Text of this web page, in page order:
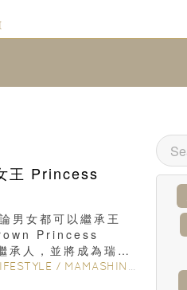
男女都可以繼承王
Princess
人，並將成為瑞
/ MAMASHINES